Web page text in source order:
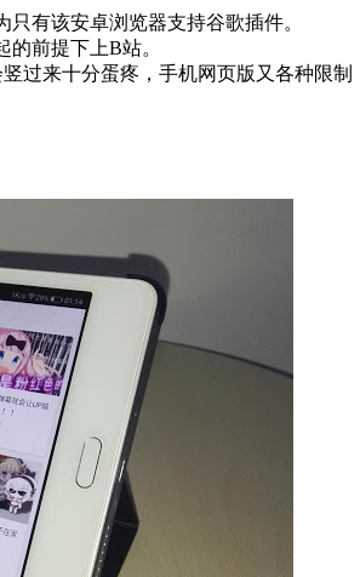
有该安卓浏览器支持谷歌插件。
前提下上B站。
过来十分蛋疼，手机网页版又各种限